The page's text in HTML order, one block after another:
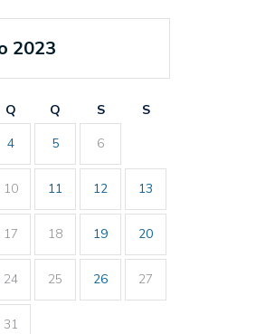
2023
Q Q S
S
4 5 6
10 11 12 13
17 18 19 20
24 25 26 27
31